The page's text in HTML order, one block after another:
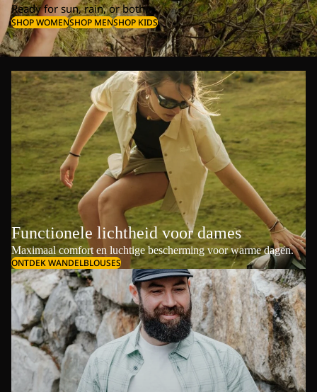
Ready for sun, rain, or both.
SHOP WOMENSHOP MENSHOP KIDS
Functionele lichtheid voor dames
Maximaal comfort en luchtige bescherming voor warme dagen.
ONTDEK WANDELBLOUSES